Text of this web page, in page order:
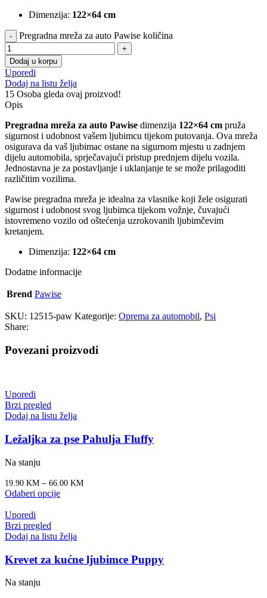
Dimenzija: 122×64 cm
Pregradna mreža za auto Pawise količina
Dodaj u korpu
Uporedi
Dodaj na listu želja
15 Osoba gleda ovaj proizvod!
Opis
Pregradna mreža za auto Pawise dimenzija 122×64 cm pruža
sigurnost i udobnost vašem ljubimcu tijekom putovanja. Ova mreža
osigurava da vaš ljubimac ostane na sigurnom mjestu u zadnjem
dijelu automobila, sprječavajući pristup prednjem dijelu vozila.
Jednostavna je za postavljanje i uklanjanje te se može prilagoditi
različitim vozilima.
Pawise pregradna mreža je idealna za vlasnike koji žele osigurati
sigurnost i udobnost svog ljubimca tijekom vožnje, čuvajući
istovremeno vozilo od oštećenja uzrokovanih ljubimčevim
kretanjem.
Dimenzija: 122×64 cm
Dodatne informacije
Brend Pawise
SKU: 12515-paw Kategorije: Oprema za automobil, Psi
Share:
Povezani proizvodi
Uporedi
Brzi pregled
Dodaj na listu želja
Ležaljka za pse Pahulja Fluffy
Na stanju
19.90 KM – 66.00 KM
Odaberi opcije
Uporedi
Brzi pregled
Dodaj na listu želja
Krevet za kućne ljubimce Puppy
Na stanju